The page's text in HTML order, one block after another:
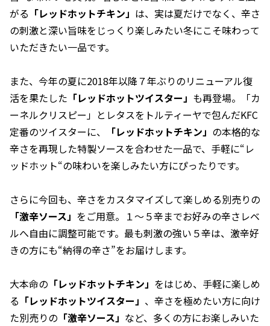
がる 「レッドホットチキン」 は、実は夏だけでなく、辛さ
の刺激と深い旨味をじっくり楽しみたい冬にこそ味わって
いただきたい一品です。
また、今年の夏に2018年以降７年ぶりのリニューアル復
活を果たした 「レッドホットツイスター」 も再登場。「カ
ーネルクリスピー」とレタスをトルティーヤで包んだKFC
定番のツイスターに、
「レッドホットチキン」 の本格的な
辛さを再現した特製ソースを合わせた一品で、手軽に“レ
ッドホット“の味わいを楽しみたい方にぴったりです。
さらに今回も、辛さをカスタマイズして楽しめる別売りの
「激辛ソース」 をご用意。１～５辛までお好みの辛さレベ
ルへ自由に調整可能です。最も刺激の強い５辛は、激辛好
きの方にも“納得の辛さ”をお届けします。
大本命の 「レッドホットチキン」 をはじめ、手軽に楽しめ
る 「レッドホットツイスター」 、辛さを極めたい方に向け
た別売りの 「激辛ソース」 など、多くの方にお楽しみいた